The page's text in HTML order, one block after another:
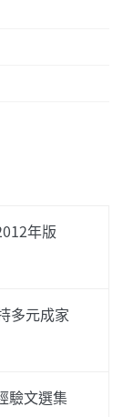
年版
多元成家
驗文選集